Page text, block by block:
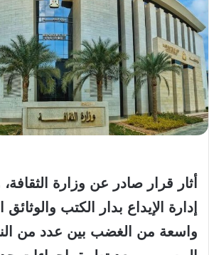
أثار قرار صادر عن وزارة
إدارة الإيداع بدار الكتب
واسعة من الغضب بين عدد من